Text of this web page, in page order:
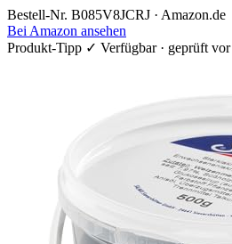
Bestell-Nr. B085V8JCRJ · Amazon.de
Bei Amazon ansehen
Produkt-Tipp ✓ Verfügbar · geprüft